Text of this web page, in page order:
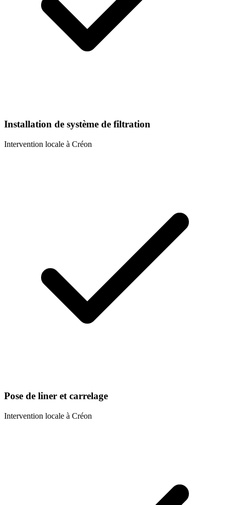
Installation de système de filtration
Intervention locale à Créon
Pose de liner et carrelage
Intervention locale à Créon